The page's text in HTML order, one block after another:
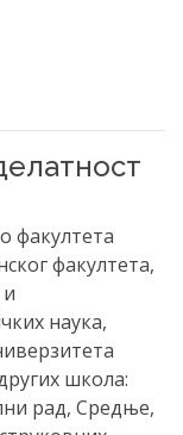
факултета
факултета,
наука,
школа:
рад, Средње,